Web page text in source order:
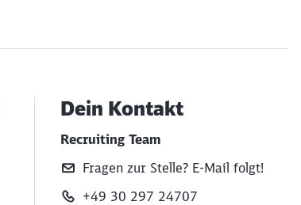
Dein Kontakt
Recruiting Team
Fragen zur Stelle? E‑Mail folgt!
+49 30 297 24707